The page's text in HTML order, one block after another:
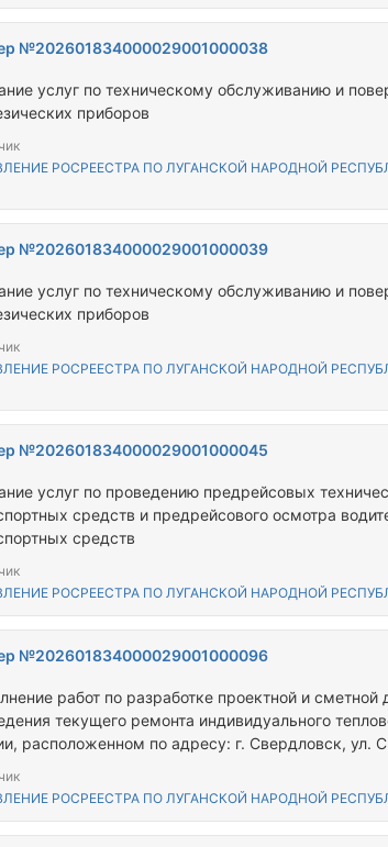
№202601834000029001000038
услуг по техническому обслуживанию и
приборов
РОСРЕЕСТРА ПО ЛУГАНСКОЙ НАРОДНОЙ
№202601834000029001000039
услуг по техническому обслуживанию и
приборов
РОСРЕЕСТРА ПО ЛУГАНСКОЙ НАРОДНОЙ
№202601834000029001000045
услуг по проведению предрейсовых
средств и предрейсового осмотра
средств
РОСРЕЕСТРА ПО ЛУГАНСКОЙ НАРОДНОЙ
№202601834000029001000096
работ по разработке проектной и сметной
текущего ремонта индивидуального
расположенном по адресу: г. Свердловск, ул.
РОСРЕЕСТРА ПО ЛУГАНСКОЙ НАРОДНОЙ